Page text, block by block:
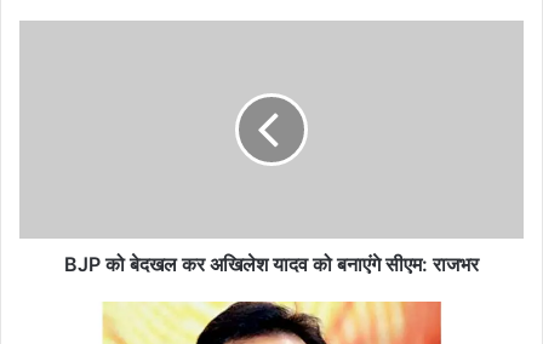
सीएम:
BJP को बेदखल कर अखिलेश यादव को बनाएंगे सीएम: राजभर